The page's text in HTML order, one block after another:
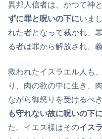
異邦人信者は、かつて神
ずに罪と呪いの下にいま
れた者となって裁かれ、
る者は罪から解放され、
救われたイスラエル人も
り、肉の欲の中に生き、
ながら御怒りを受けるべ
も守れない故に呪いの下
た。イエス様はそのイス